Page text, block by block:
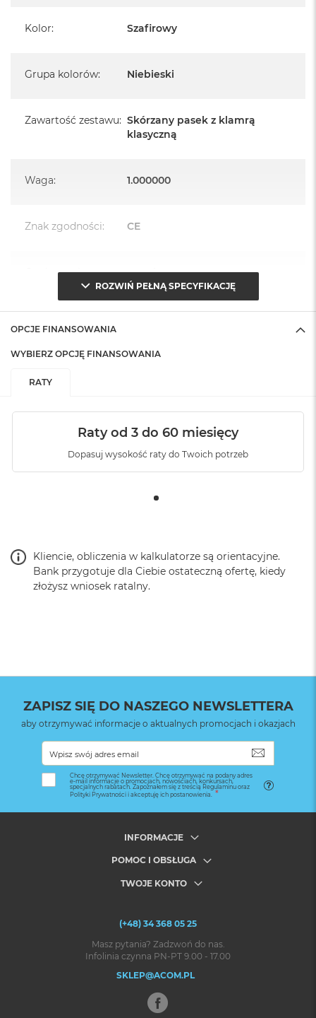
Kolor: Szafirowy
Grupa kolorów: Niebieski
Zawartość zestawu: Skórzany pasek z klamrą
klasyczną
Waga: 1.000000
Znak zgodności: CE
Opakowanie
Serwisowe
ROZWIŃ PEŁNĄ SPECYFIKACJĘ
OPCJE FINANSOWANIA
WYBIERZ OPCJĘ FINANSOWANIA
RATY
Raty od 3 do 60 miesięcy
Dopasuj wysokość raty do Twoich potrzeb
Kliencie, obliczenia w kalkulatorze są orientacyjne.
Bank przygotuje dla Ciebie ostateczną ofertę, kiedy
złożysz wniosek ratalny.
ZAPISZ SIĘ DO NASZEGO NEWSLETTERA
aby otrzymywać informacje o aktualnych promocjach i okazjach
Chcę otrzymywać Newsletter. Chcę otrzymywać na podany adres
e-mail informacje o promocjach, nowościach, konkursach,
specjalnych rabatach. Zapoznałem się z treścią Regulaminu oraz
Polityki Prywatności i akceptuję ich postanowienia.
INFORMACJE
POMOC I OBSŁUGA
TWOJE KONTO
(+48) 34 368 05 25
Masz pytania? Zadzwoń do nas.
Infolinia czynna PN-PT 9.00 - 17.00
SKLEP@ACOM.PL